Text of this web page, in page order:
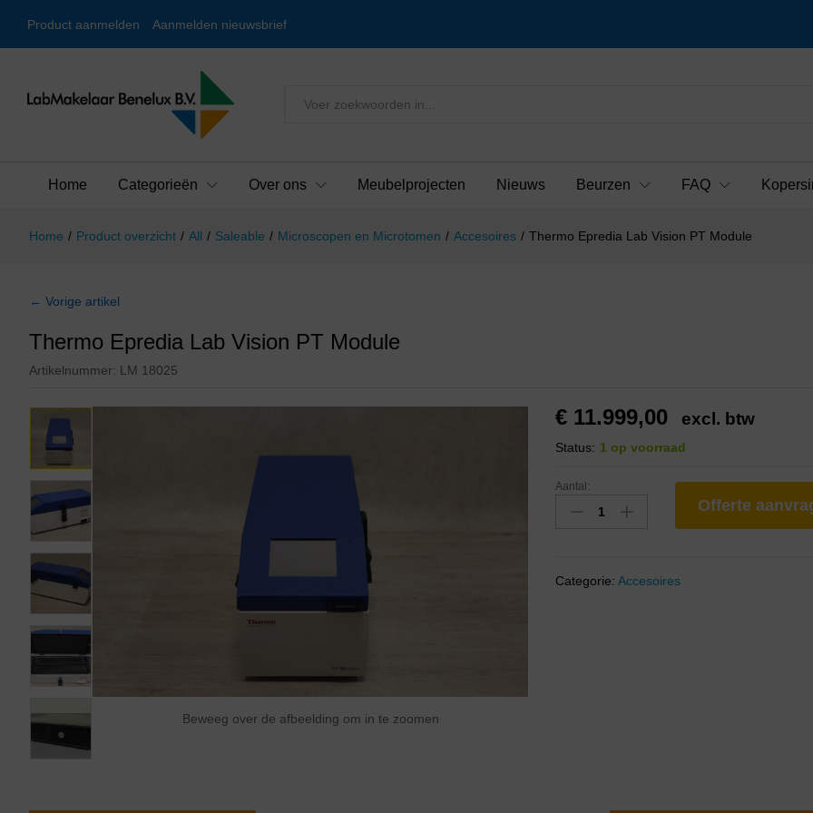
Product aanmelden Aanmelden nieuwsbrief
Alles
Home Categorieën Over ons Meubelprojecten Nieuws Beurzen FAQ
Home / Product overzicht / All / Saleable / Microscopen en Microtomen / Accesoires / Thermo Epredia Lab Vision PT Module
← Vorige artikel
Thermo Epredia Lab Vision PT Module
Artikelnummer: LM 18025
Beweeg over de afbeelding om in te zoomen
€ 11.999,00 excl. btw
Status: 1 op voorraad
Aantal:
Offerte
Categorie:Accesoires